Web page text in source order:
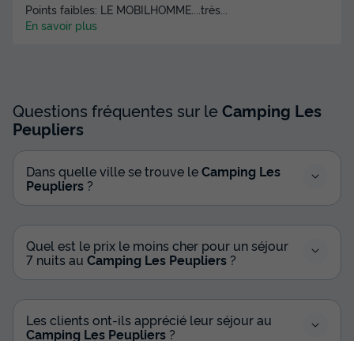
Points faibles: LE MOBILHOMME....très
En savoir plus
Questions fréquentes sur leCamping Les
Peupliers
Dans quelle ville se trouve leCamping Les
Peupliers ?
Quel est le prix le moins cher pour un séjour
7 nuits au Camping Les Peupliers ?
Les clients ont-ils apprécié leur séjour au
Camping Les Peupliers ?